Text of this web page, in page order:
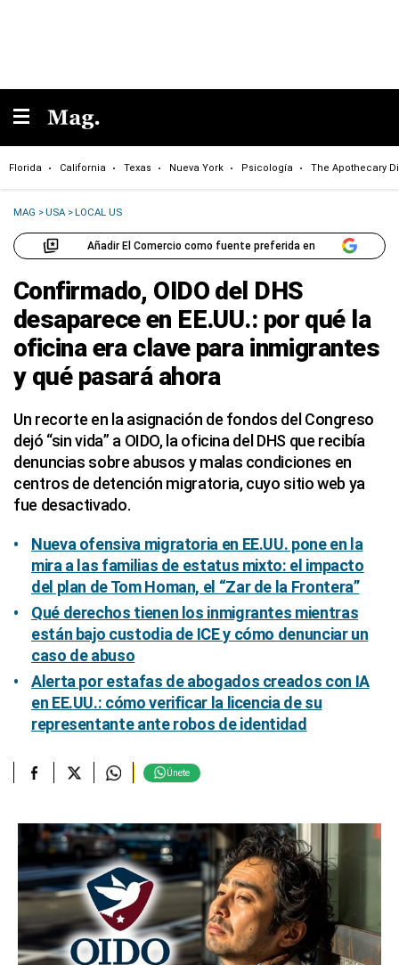
Florida California Texas Nueva York Psicología The Apothecary
MAG >USA >LOCAL US
Añadir El Comercio como fuente preferida en
Confirmado, OIDO del DHS
desaparece en EE.UU.: por qué la
oficina era clave para inmigrantes
y qué pasará ahora
Un recorte en la asignación de fondos del Congreso
dejó “sin vida” a OIDO, la oficina del DHS que recibía
denuncias sobre abusos y malas condiciones en
centros de detención migratoria, cuyo sitio web ya
fue desactivado.
Nueva ofensiva migratoria en EE.UU. pone en la
mira a las familias de estatus mixto: el impacto
del plan de Tom Homan, el “Zar de la Frontera”
Qué derechos tienen los inmigrantes mientras
están bajo custodia de ICE y cómo denunciar un
caso de abuso
Alerta por estafas de abogados creados con IA
en EE.UU.: cómo verificar la licencia de su
representante ante robos de identidad
Únete